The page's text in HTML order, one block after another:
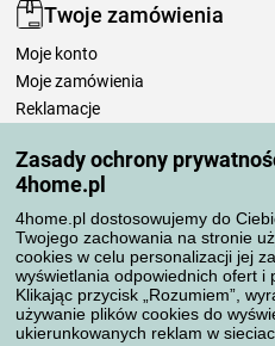
Zasady ochrony
4home.pl
4home.pl dostosowujemy do
Twojego zachowania na stronie
cookies w celu personalizacji jej
wyświetlania odpowiednich ofert i
Klikając przycisk „Rozumiem”,
używanie plików cookies do
ukierunkowanych reklam w
Twoje zamówienia
Moje konto
Moje zamówienia
Reklamacje
Zasady przetwarzania recenzji
Sposoby transportu
Metody płatności